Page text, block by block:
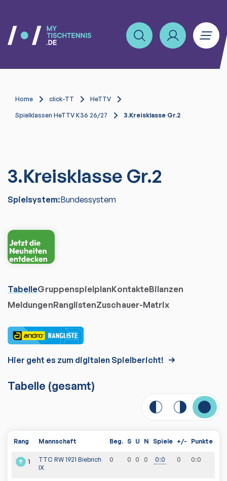
Home click-TT HeTTV
Spielklassen HeTTV K36 26/27 3.Kreisklasse Gr.2
3.Kreisklasse Gr.2
Spielsystem:Bundessystem
TabelleGruppenspielplanKontakteBilanzen
MeldungenRanglistenZuschauer-Matrix
Hier geht es zum digitalen Spielbericht!
Tabelle (gesamt)
Rang Mannschaft Beg. S U N Spiele +/- Punkte
1
TTC RW 1921 Biebrich
IX
0 0 0 0 0:0 0 0:0